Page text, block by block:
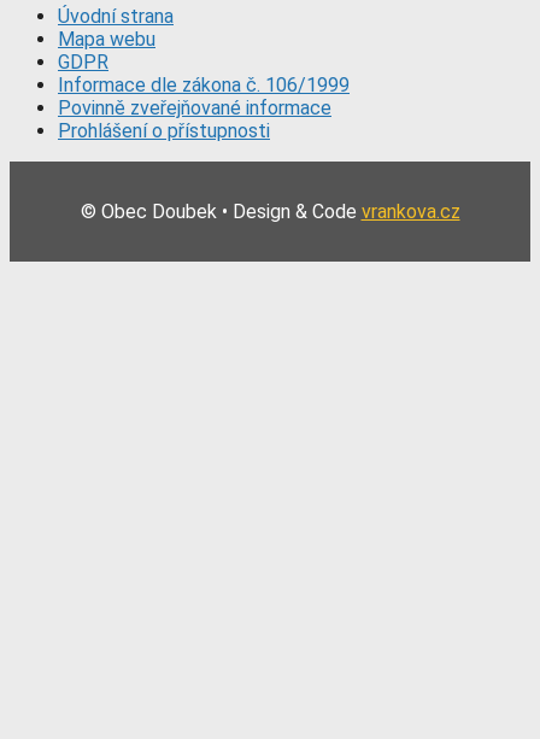
Úvodní strana
Mapa webu
GDPR
Informace dle zákona č. 106/1999
Povinně zveřejňované informace
Prohlášení o přístupnosti
© Obec Doubek • Design & Code vrankova.cz